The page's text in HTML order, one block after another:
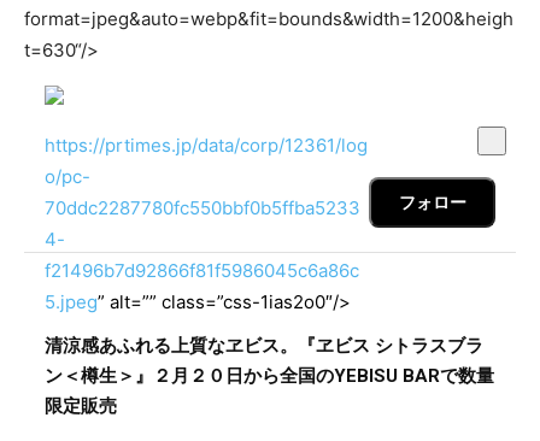
format=jpeg&auto=webp&fit=bounds&width=1200&heigh
t=630“/>
https://prtimes.jp/data/corp/12361/log
o/pc-
70ddc2287780fc550bbf0b5ffba5233
4-
f21496b7d92866f81f5986045c6a86c
5.jpeg” alt=”” class=”css-1ias2o0″/>
フォロー
清涼感あふれる上質なヱビス。『ヱビス シトラスブラ
ン＜樽生＞』２月２０日から全国のYEBISU BARで数量
限定販売